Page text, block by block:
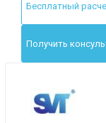
Бесплатный
Получить